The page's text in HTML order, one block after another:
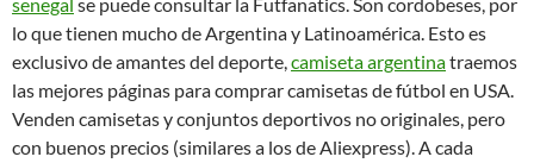
lo que tienen mucho de Argentina y Latinoamérica. Esto es
exclusivo de amantes del deporte,camiseta argentinatraemos
las mejores páginas para comprar camisetas de fútbol en USA.
Venden camisetas y conjuntos deportivos no originales, pero
con buenos precios (similares a los de Aliexpress). A cada